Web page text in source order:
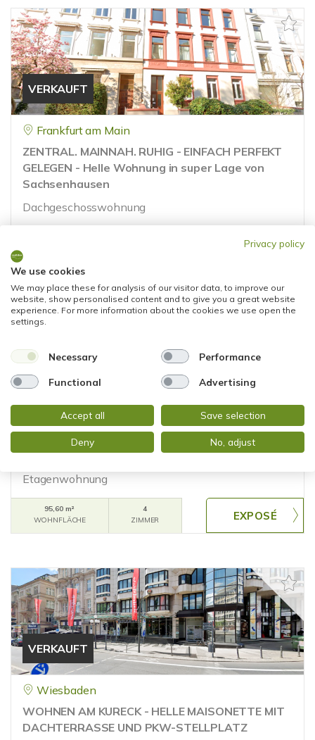
VERKAUFT
Frankfurt am Main
ZENTRAL. MAINNAH. RUHIG - EINFACH PERFEKT
GELEGEN - Helle Wohnung in super Lage von
Sachsenhausen
Dachgeschosswohnung
VERKAUFT
Mainz
WOHNEN AM ZOLLHAFEN - EXKLUSIVE 4-
ZIMMERWOHNUNG MIT TOP-AUSSTATTUNG
Etagenwohnung
95,60 m²
WOHNFLÄCHE
4
ZIMMER
VERKAUFT
Wiesbaden
WOHNEN AM KURECK - HELLE MAISONETTE MIT
DACHTERRASSE UND PKW-STELLPLATZ
Privacy policy
We use cookies
We may place these for analysis of our visitor data, to improve our
website, show personalised content and to give you a great website
experience. For more information about the cookies we use open the
settings.
Necessary Performance
Functional Advertising
Accept all Save selection
Deny No, adjust